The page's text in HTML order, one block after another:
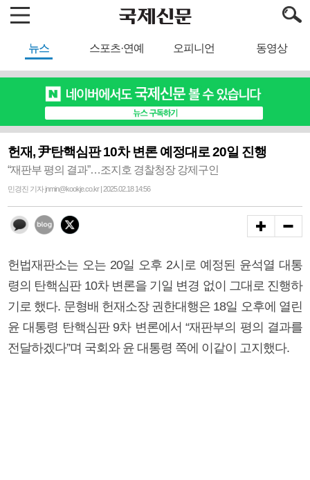
뉴스 스포츠·연예 오피니언 동영상
헌재, 尹탄핵심판 10차 변론 예정대로 20일 진행
“재판부 평의 결과”…조지호 경찰청장 강제구인
민경진 기자 jnmin@kookje.co.kr | 2025.02.18 14:56
헌법재판소는 오는 20일 오후 2시로 예정된 윤석열 대통
령의 탄핵심판 10차 변론을 기일 변경 없이 그대로 진행하
기로 했다. 문형배 헌재소장 권한대행은 18일 오후에 열린
윤 대통령 탄핵심판 9차 변론에서 “재판부의 평의 결과를
전달하겠다”며 국회와 윤 대통령 쪽에 이같이 고지했다.